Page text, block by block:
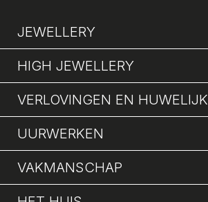
JEWELLERY
HIGH JEWELLERY
VERLOVINGEN EN HUWELIJK
UURWERKEN
VAKMANSCHAP